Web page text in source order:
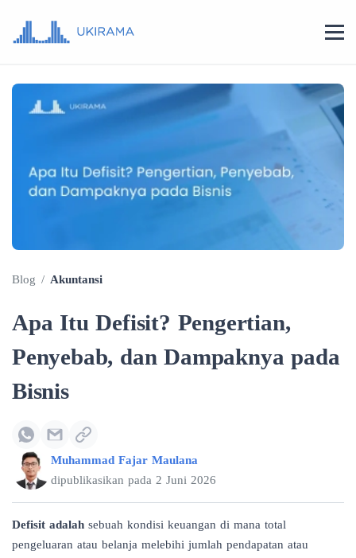
Blog / Akuntansi
Apa Itu Defisit? Pengertian,
Penyebab, dan Dampaknya pada
Bisnis
Muhammad Fajar Maulana
dipublikasikan pada 2 Juni 2026
Defisit adalah sebuah kondisi keuangan di mana total
pengeluaran atau belanja melebihi jumlah pendapatan atau